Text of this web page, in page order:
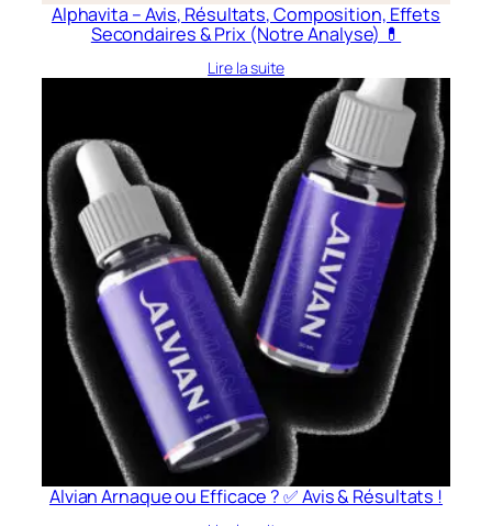
Alphavita – Avis, Résultats, Composition, Effets
Secondaires & Prix (Notre Analyse) 💊
Lire la suite
Alvian Arnaque ou Efficace ? ✅ Avis & Résultats !